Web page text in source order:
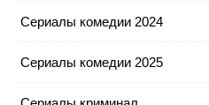
Сериалы комедии 2024
Сериалы комедии 2025